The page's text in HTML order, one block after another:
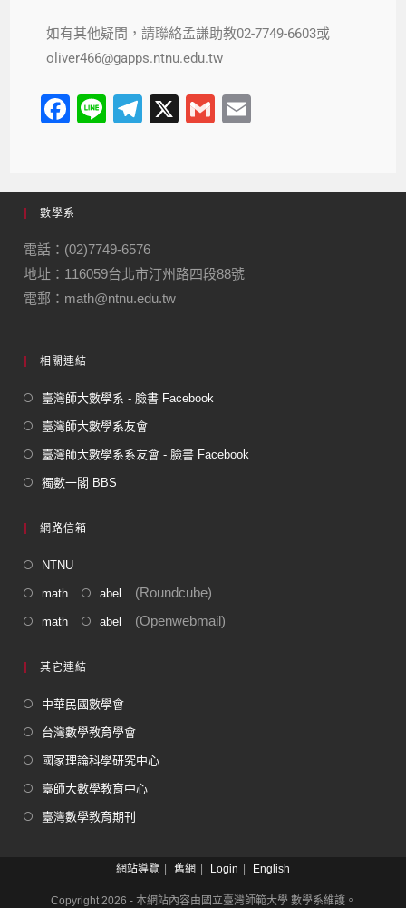
如有其他疑問，請聯絡孟謙助教02-7749-6603或
oliver466@gapps.ntnu.edu.tw
F
e
b
o
o
k
Li
T
gr
m
X
G
數學系
電話：(02)7749-6576
地址：116059台北市汀州路四段88號
電郵：math@ntnu.edu.tw
相關連結
臺灣師大數學系 - 臉書 Facebook
臺灣師大數學系友會
臺灣師大數學系系友會 - 臉書 Facebook
獨數一閣 BBS
網路信箱
NTNU
math abel (Roundcube)
math abel (Openwebmail)
其它連結
中華民國數學會
台灣數學教育學會
國家理論科學研究中心
臺師大數學教育中心
臺灣數學教育期刊
網站導覽 舊網 Login English
Copyright 2026 - 本網站內容由國立臺灣師範大學 數學系維護。